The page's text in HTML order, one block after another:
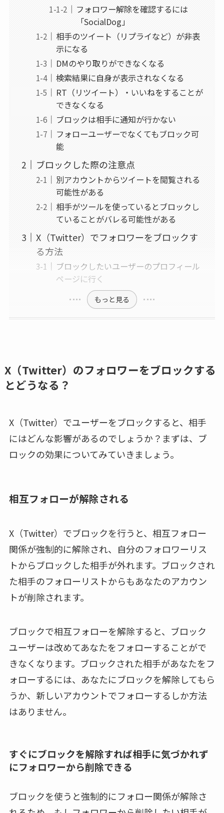
フォロワー解除を確認するには
「SocialDog」
相手のツイート（リプライなど）が非表
示になる
DMのやり取りができなくなる
検索結果に自身が表示されなくなる
RT（リツイート）・いいねをすることが
できなくなる
ブロックは相手に通知が行かない
フォローユーザーでなくてもブロック可
能
ブロックした際の注意点
別アカウントからツイートを閲覧される
可能性がある
相手がツールを使っているとブロックし
ていることがバレる可能性がある
X（Twitter）でフォロワーをブロックす
る方法
ブロックしたいユーザーのプロフィール
ページに行く
もっと見る
X（Twitter）のフォロワーをブロックする
とどうなる？
X（Twitter）でユーザーをブロックすると、相手
にはどんな影響があるのでしょうか？まずは、ブ
ロックの効果についてみていきましょう。
相互フォローが解除される
X（Twitter）でブロックを行うと、相互フォロー
関係が強制的に解除され、自分のフォロワーリス
トからブロックした相手が外れます。ブロックされ
た相手のフォローリストからもあなたのアカウン
トが削除されます。
ブロックで相互フォローを解除すると、ブロック
ユーザーは改めてあなたをフォローすることがで
きなくなります。ブロックされた相手があなたをフ
ォローするには、あなたにブロックを解除してもら
うか、新しいアカウントでフォローするしか方法
はありません。
すぐにブロックを解除すれば相手に気づかれず
にフォロワーから削除できる
ブロックを使うと強制的にフォロー関係が解除さ